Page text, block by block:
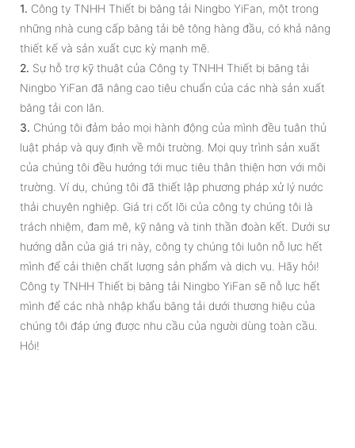
1. Công ty TNHH Thiết bị băng tải Ningbo YiFan, một trong
những nhà cung cấp băng tải bê tông hàng đầu, có khả năng
thiết kế và sản xuất cực kỳ mạnh mẽ.
2. Sự hỗ trợ kỹ thuật của Công ty TNHH Thiết bị băng tải
Ningbo YiFan đã nâng cao tiêu chuẩn của các nhà sản xuất
băng tải con lăn.
3. Chúng tôi đảm bảo mọi hành động của mình đều tuân thủ
luật pháp và quy định về môi trường. Mọi quy trình sản xuất
của chúng tôi đều hướng tới mục tiêu thân thiện hơn với môi
trường. Ví dụ, chúng tôi đã thiết lập phương pháp xử lý nước
thải chuyên nghiệp. Giá trị cốt lõi của công ty chúng tôi là
trách nhiệm, đam mê, kỹ năng và tinh thần đoàn kết. Dưới sự
hướng dẫn của giá trị này, công ty chúng tôi luôn nỗ lực hết
mình để cải thiện chất lượng sản phẩm và dịch vụ. Hãy hỏi!
Công ty TNHH Thiết bị băng tải Ningbo YiFan sẽ nỗ lực hết
mình để các nhà nhập khẩu băng tải dưới thương hiệu của
chúng tôi đáp ứng được nhu cầu của người dùng toàn cầu.
Hỏi!